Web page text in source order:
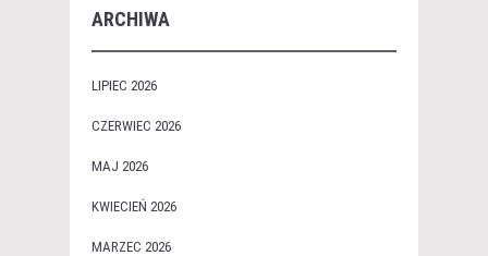
ARCHIWA
LIPIEC 2026
CZERWIEC 2026
MAJ 2026
KWIECIEŃ 2026
MARZEC 2026